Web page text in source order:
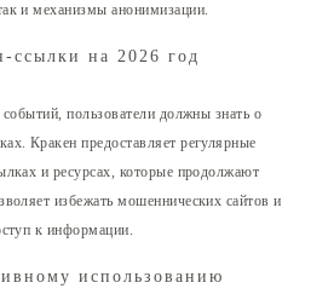
и механизмы анонимизации.
ссылки на 2026 год
пользователи должны знать о
Кракен предоставляет регулярные
и ресурсах, которые продолжают
избежать мошеннических сайтов и
к информации.
использованию